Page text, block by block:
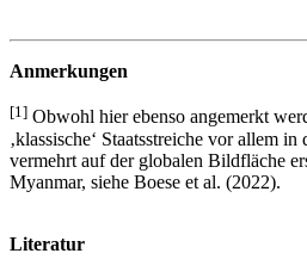
Anmerkungen
[1] Obwohl hier ebenso angemerkt
‚klassische‘ Staatsstreiche vor allem
vermehrt auf der globalen Bildfläche
Myanmar, siehe Boese et al. (2022).
Literatur